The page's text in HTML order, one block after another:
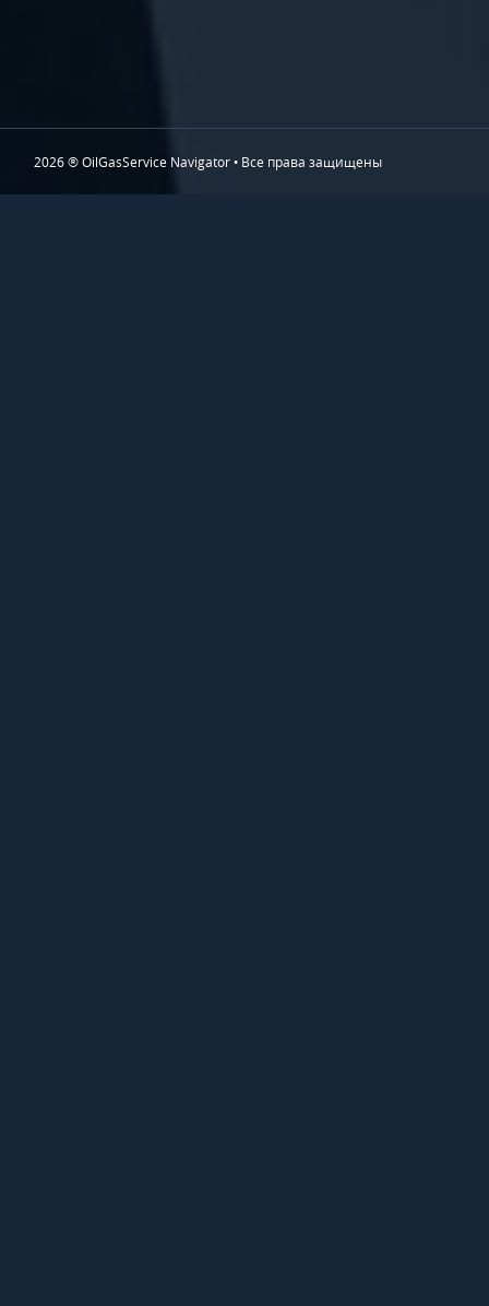
2026 ® OilGasService Navigator • Все права защищены